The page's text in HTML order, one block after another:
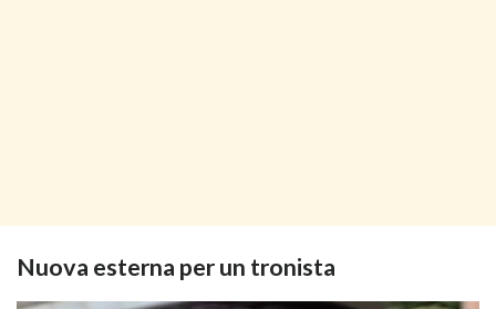
Nuova esterna per un tronista